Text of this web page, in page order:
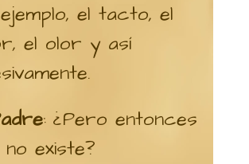
el tacto, el
el olor y así
: ¿Pero entonces
existe?